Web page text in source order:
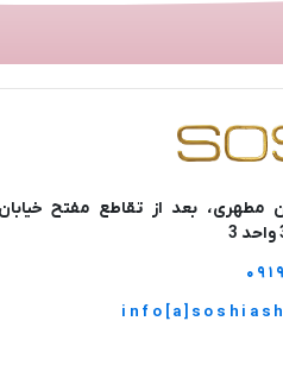
مطهری، بعد از تقاطع مفتح